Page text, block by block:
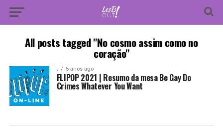
All posts tagged "No cosmo assim como no
coração"
. 5 anos ago
FLIPOP 2021 | Resumo da mesa Be Gay Do
Crimes Whatever You Want